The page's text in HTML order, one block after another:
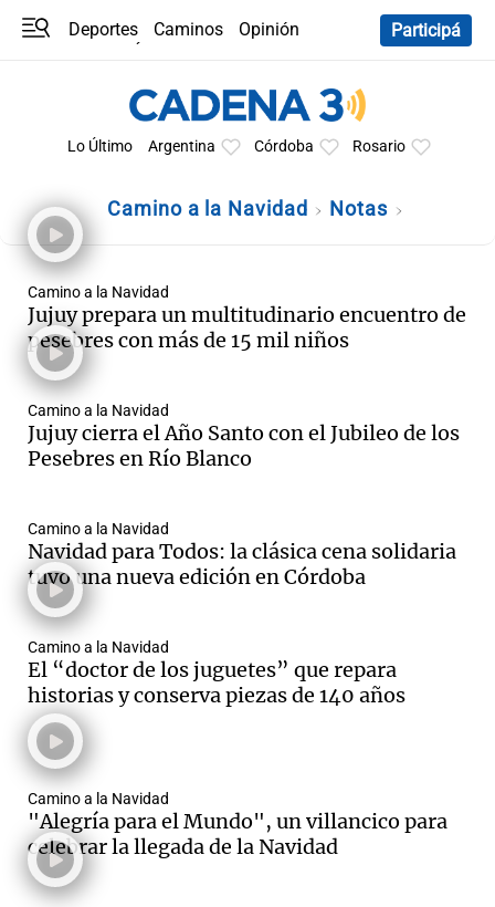
Deportes Caminos
Opinión
Participá
Lo Último Argentina Córdoba Rosario
Camino a la Navidad Notas
Camino a la Navidad
Jujuy prepara un multitudinario encuentro de
pesebres con más de 15 mil niños
Camino a la Navidad
Jujuy cierra el Año Santo con el Jubileo de los
Pesebres en Río Blanco
Camino a la Navidad
Navidad para Todos: la clásica cena solidaria
tuvo una nueva edición en Córdoba
Camino a la Navidad
El “doctor de los juguetes” que repara
historias y conserva piezas de 140 años
Camino a la Navidad
"Alegría para el Mundo", un villancico para
celebrar la llegada de la Navidad